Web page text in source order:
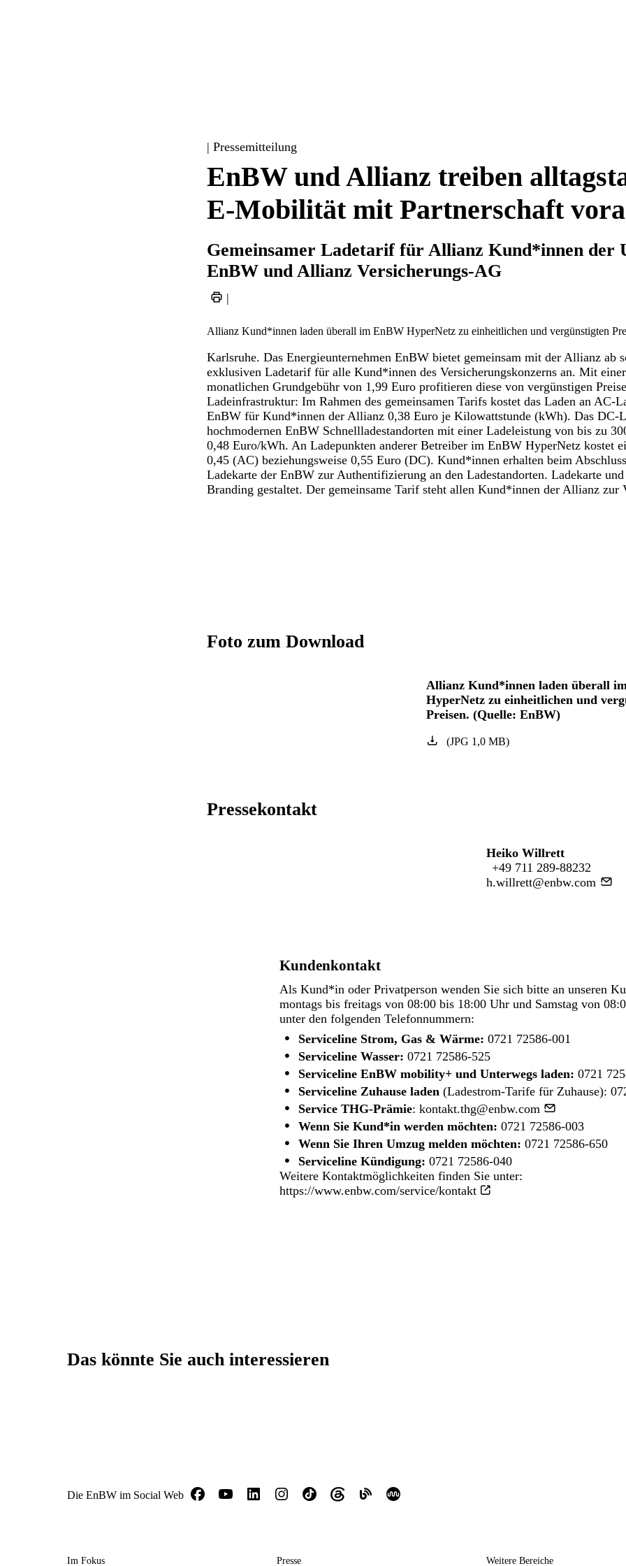
| Pressemitteilung
EnBW und Allianz treiben
E-Mobilität mit Partnerschaft
Gemeinsamer Ladetarif für Allianz Kund*innen der
EnBW und Allianz Versicherungs-AG
|
Allianz Kund*innen laden überall im EnBW HyperNetz zu einheitlichen und vergünstigten
Karlsruhe. Das Energieunternehmen EnBW bietet gemeinsam mit der Allianz ab
exklusiven Ladetarif für alle Kund*innen des Versicherungskonzerns an. Mit
monatlichen Grundgebühr von 1,99 Euro profitieren diese von vergünstigen
Ladeinfrastruktur: Im Rahmen des gemeinsamen Tarifs kostet das Laden an AC-
EnBW für Kund*innen der Allianz 0,38 Euro je Kilowattstunde (kWh). Das DC-
hochmodernen EnBW Schnellladestandorten mit einer Ladeleistung von bis zu
0,48 Euro/kWh. An Ladepunkten anderer Betreiber im EnBW HyperNetz kostet
0,45 (AC) beziehungsweise 0,55 Euro (DC). Kund*innen erhalten beim
Ladekarte der EnBW zur Authentifizierung an den Ladestandorten. Ladekarte
Branding gestaltet. Der gemeinsame Tarif steht allen Kund*innen der Allianz zur
Foto zum Download
Allianz Kund*innen laden überall
HyperNetz zu einheitlichen und
Preisen. (Quelle: EnBW)
(JPG 1,0 MB)
Pressekontakt
Heiko Willrett
+49 711 289-88232
h.willrett@enbw.com
Kundenkontakt
Als Kund*in oder Privatperson wenden Sie sich bitte an unseren
montags bis freitags von 08:00 bis 18:00 Uhr und Samstag von
unter den folgenden Telefonnummern:
Serviceline Strom, Gas & Wärme: 0721 72586-001
Serviceline Wasser: 0721 72586-525
Serviceline EnBW mobility+ und Unterwegs laden: 0721
Serviceline Zuhause laden (Ladestrom-Tarife für Zuhause):
Service THG-Prämie: kontakt.thg@enbw.com
Wenn Sie Kund*in werden möchten: 0721 72586-003
Wenn Sie Ihren Umzug melden möchten: 0721 72586-650
Serviceline Kündigung: 0721 72586-040
Weitere Kontaktmöglichkeiten finden Sie unter:
https://www.enbw.com/service/kontakt
Das könnte Sie auch interessieren
Die EnBW im Social Web
Im Fokus Presse Weitere Bereiche